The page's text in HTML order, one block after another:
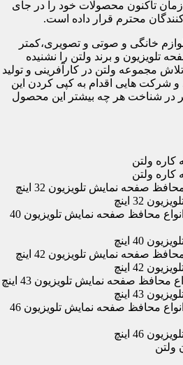
زمان تاکنون محصولات خود را در جای
محترم قرار داده است.
خانگی و صوتی و تصویری،کمتر
و برند ولتن را نشنیده
مجموعه ولتن در کارآفرینی و تولید
و شرکت هایی اقدام به کپی کردن این
در شناخت هر چه بیشتر این محصول
صفحه نمایش تلویزیون 32 اینچ
32 اینچ
قیمت و خرید اینترنتی انواع محافظ صفحه نمایش تلویزیون 40
40 اینچ
صفحه نمایش تلویزیون 42 اینچ
42 اینچ
محافظ صفحه نمایش تلویزیون 43 اینچ
43 اینچ
قیمت و خرید اینترنتی انواع محافظ صفحه نمایش تلویزیون 46
46 اینچ
ولتن